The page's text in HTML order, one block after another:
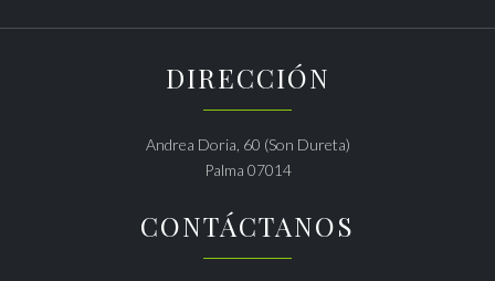
DIRECCIÓN
Andrea Doria, 60 (Son Dureta)
Palma 07014
CONTÁCTANOS